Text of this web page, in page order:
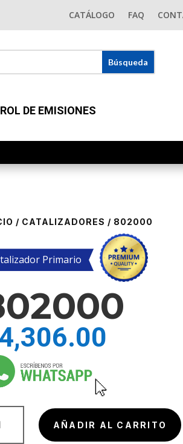
CATÁLOGO FAQ
DE EMISIONES
/ CATALIZADORES / 802000
Primario
AÑADIR AL CARRITO